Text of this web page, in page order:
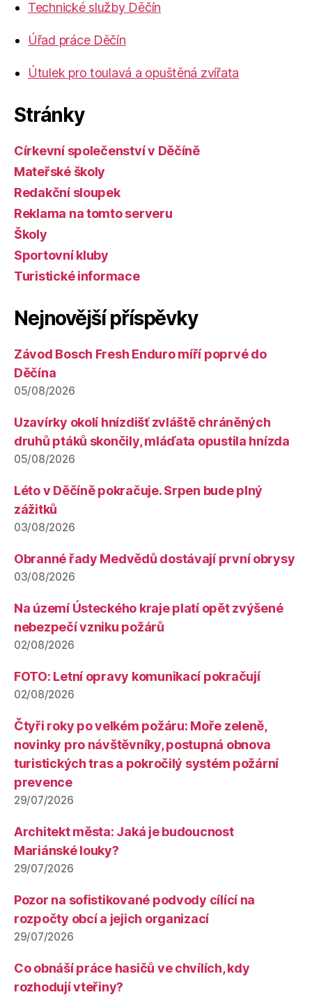
Technické služby Děčín
Úřad práce Děčín
Útulek pro toulavá a opuštěná zvířata
Stránky
Církevní společenství v Děčíně
Mateřské školy
Redakční sloupek
Reklama na tomto serveru
Školy
Sportovní kluby
Turistické informace
Nejnovější příspěvky
Závod Bosch Fresh Enduro míří poprvé do
Děčína
05/08/2026
Uzavírky okolí hnízdišť zvláště chráněných
druhů ptáků skončily, mláďata opustila hnízda
05/08/2026
Léto v Děčíně pokračuje. Srpen bude plný
zážitků
03/08/2026
Obranné řady Medvědů dostávají první obrysy
03/08/2026
Na území Ústeckého kraje platí opět zvýšené
nebezpečí vzniku požárů
02/08/2026
FOTO: Letní opravy komunikací pokračují
02/08/2026
Čtyři roky po velkém požáru: Moře zeleně,
novinky pro návštěvníky, postupná obnova
turistických tras a pokročilý systém požární
prevence
29/07/2026
Architekt města: Jaká je budoucnost
Mariánské louky?
29/07/2026
Pozor na sofistikované podvody cílící na
rozpočty obcí a jejich organizací
29/07/2026
Co obnáší práce hasičů ve chvílích, kdy
rozhodují vteřiny?